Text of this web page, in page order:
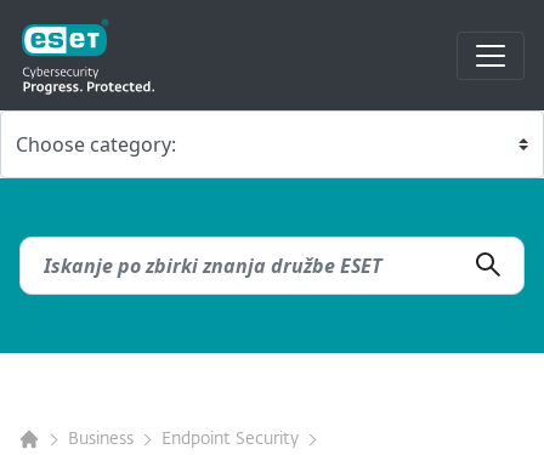
Business
Endpoint Security